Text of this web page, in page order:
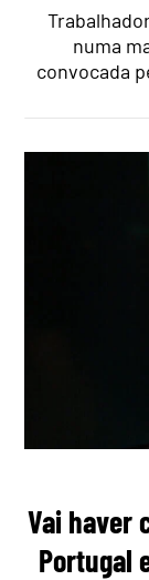
numa
convocada
Vai haver
Portugal